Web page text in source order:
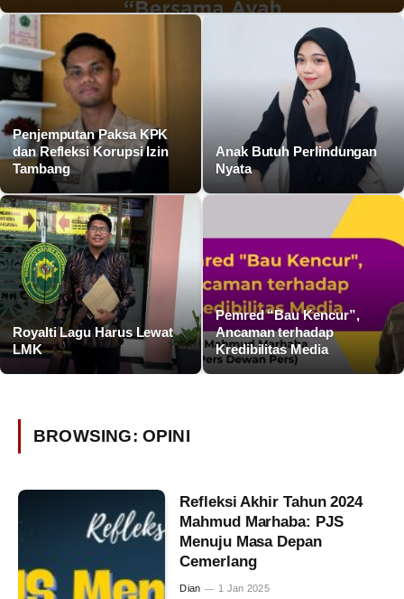
Penjemputan Paksa KPK
dan Refleksi Korupsi Izin
Tambang
Anak Butuh Perlindungan
Nyata
Royalti Lagu Harus Lewat
LMK
Pemred “Bau Kencur”,
Ancaman terhadap
Kredibilitas Media
BROWSING: OPINI
Refleksi Akhir Tahun 2024
Mahmud Marhaba: PJS
Menuju Masa Depan
Cemerlang
Dian 1 Jan 2025